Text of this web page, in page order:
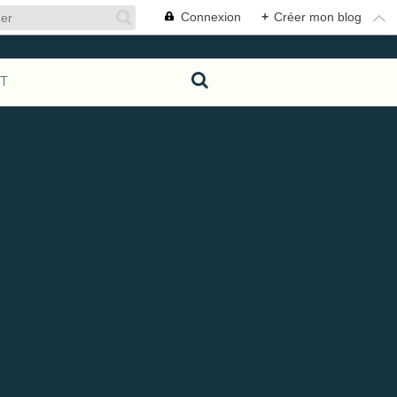
Connexion + Créer mon blog